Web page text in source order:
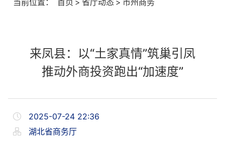
当前位置： 首页 > 省厅动态 > 市州商务
来凤县：以“土家真情”筑巢引凤
推动外商投资跑出“加速度”
2025-07-24 22:36
湖北省商务厅